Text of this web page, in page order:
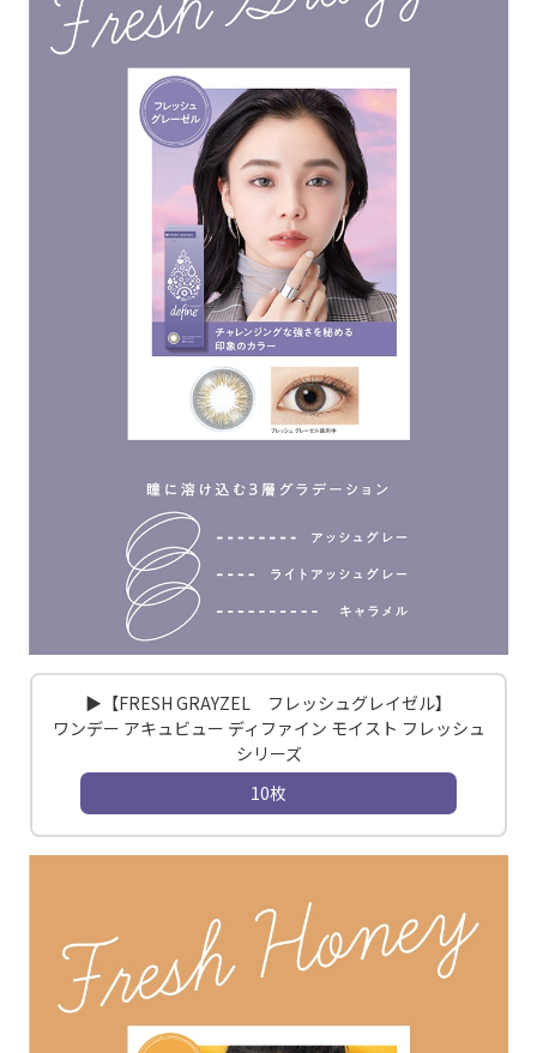
▶【FRESH GRAYZEL フレッシュグレイゼル】
ワンデー アキュビュー ディファイン モイスト フレッシュ
シリーズ
10枚